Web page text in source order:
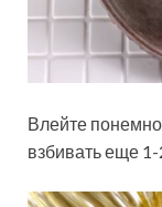
Влейте
взбивать еще